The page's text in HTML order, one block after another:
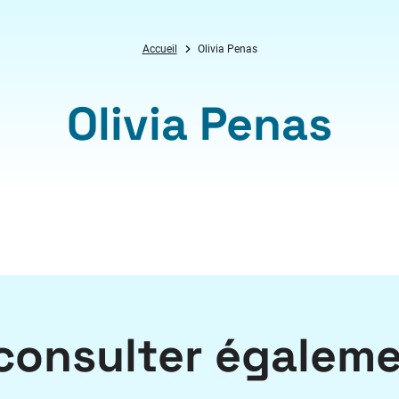
Accueil Olivia Penas
Olivia Penas